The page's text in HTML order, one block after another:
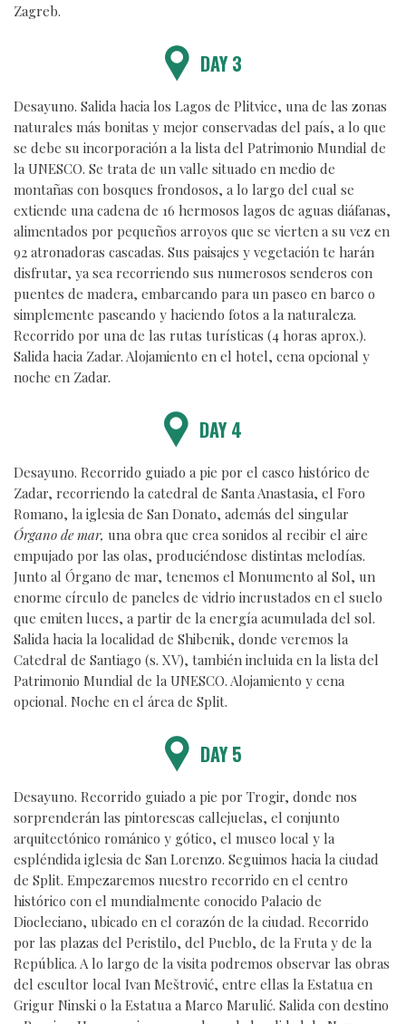
Zagreb.
DAY 3
Desayuno. Salida hacia los Lagos de Plitvice, una de las zonas
naturales más bonitas y mejor conservadas del país, a lo que
se debe su incorporación a la lista del Patrimonio Mundial de
la UNESCO. Se trata de un valle situado en medio de
montañas con bosques frondosos, a lo largo del cual se
extiende una cadena de 16 hermosos lagos de aguas diáfanas,
alimentados por pequeños arroyos que se vierten a su vez en
92 atronadoras cascadas. Sus paisajes y vegetación te harán
disfrutar, ya sea recorriendo sus numerosos senderos con
puentes de madera, embarcando para un paseo en barco o
simplemente paseando y haciendo fotos a la naturaleza.
Recorrido por una de las rutas turísticas (4 horas aprox.).
Salida hacia Zadar. Alojamiento en el hotel, cena opcional y
noche en Zadar.
DAY 4
Desayuno. Recorrido guiado a pie por el casco histórico de
Zadar, recorriendo la catedral de Santa Anastasia, el Foro
Romano, la iglesia de San Donato, además del singular
Órgano de mar, una obra que crea sonidos al recibir el aire
empujado por las olas, produciéndose distintas melodías.
Junto al Órgano de mar, tenemos el Monumento al Sol, un
enorme círculo de paneles de vidrio incrustados en el suelo
que emiten luces, a partir de la energía acumulada del sol.
Salida hacia la localidad de Shibenik, donde veremos la
Catedral de Santiago (s. XV), también incluida en la lista del
Patrimonio Mundial de la UNESCO. Alojamiento y cena
opcional. Noche en el área de Split.
DAY 5
Desayuno. Recorrido guiado a pie por Trogir, donde nos
sorprenderán las pintorescas callejuelas, el conjunto
arquitectónico románico y gótico, el museo local y la
espléndida iglesia de San Lorenzo. Seguimos hacia la ciudad
de Split. Empezaremos nuestro recorrido en el centro
histórico con el mundialmente conocido Palacio de
Diocleciano, ubicado en el corazón de la ciudad. Recorrido
por las plazas del Peristilo, del Pueblo, de la Fruta y de la
República. A lo largo de la visita podremos observar las obras
del escultor local Ivan Meštrović, entre ellas la Estatua en
Grigur Ninski o la Estatua a Marco Marulić. Salida con destino